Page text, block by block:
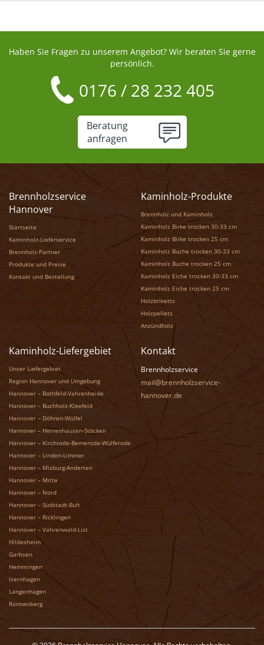
Haben Sie Fragen zu unserem Angebot? Wir beraten Sie gerne
persönlich.
0176 / 28 232 405
Beratung
anfragen
Brennholzservice
Hannover
Startseite
Kaminholz-Lieferservice
Brennholz-Partner
Produkte und Preise
Kontakt und Bestellung
Kaminholz-Produkte
Brennholz und Kaminholz
Kaminholz Birke trocken 30-33 cm
Kaminholz Birke trocken 25 cm
Kaminholz Buche trocken 30-33 cm
Kaminholz Buche trocken 25 cm
Kaminholz Eiche trocken 30-33 cm
Kaminholz Eiche trocken 25 cm
Holzbriketts
Holzpellets
Anzündholz
Kaminholz-Liefergebiet
Unser Liefergebiet
Region Hannover und Umgebung
Hannover – Bothfeld-Vahrenheide
Hannover – Buchholz-Kleefeld
Hannover – Döhren-Wülfel
Hannover – Herrenhausen-Stöcken
Hannover – Kirchrode-Bemerode-Wülferode
Hannover – Linden-Limmer
Hannover – Misburg-Anderten
Hannover – Mitte
Hannover – Nord
Hannover – Südstadt-Bult
Hannover – Ricklingen
Hannover – Vahrenwald-List
Hildesheim
Garbsen
Hemmingen
Isernhagen
Langenhagen
Ronnenberg
Kontakt
Brennholzservice
mail@brennholzservice-
hannover.de